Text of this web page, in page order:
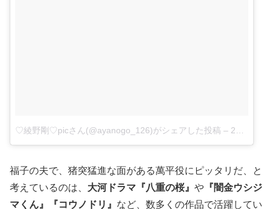
♡綾野剛♡picさん(@ayanogo_126)がシェアした投稿 – 2017 11月 15 11:24午後 PST
福子の夫で、猪突猛進な面がある萬平役にピッタリだ、と
考えているのは、 大河ドラマ『八重の桜』 や 『闇金ウシジ
マくん』『コウノドリ』 など、数多くの作品で活躍してい